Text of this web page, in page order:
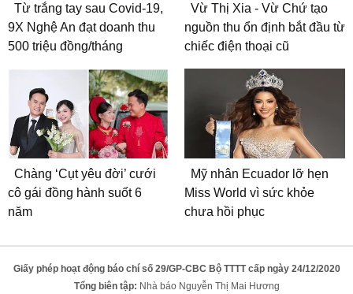
Từ trắng tay sau Covid-19,
9X Nghệ An đạt doanh thu
500 triệu đồng/tháng
Vừ Thị Xia - Vừ Chứ tạo
nguồn thu ổn định bắt đầu từ
chiếc điện thoại cũ
Chàng ‘Cụt yêu đời’ cưới
cô gái đồng hành suốt 6
năm
Mỹ nhân Ecuador lỡ hẹn
Miss World vì sức khỏe
chưa hồi phục
Giấy phép hoạt động báo chí số 29/GP-CBC Bộ TTTT cấp ngày 24/12/2020
Tổng biên tập: Nhà báo Nguyễn Thị Mai Hương